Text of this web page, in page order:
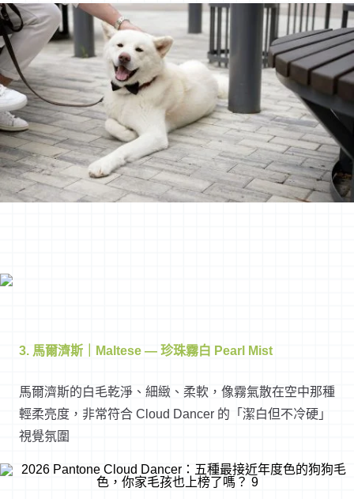
3. 馬爾濟斯｜Maltese — 珍珠霧白 Pearl Mist
馬爾濟斯的白毛乾淨、細緻、柔軟，像霧氣散在空中那種
輕柔亮度，非常符合 Cloud Dancer 的「潔白但不冷硬」
視覺氛圍